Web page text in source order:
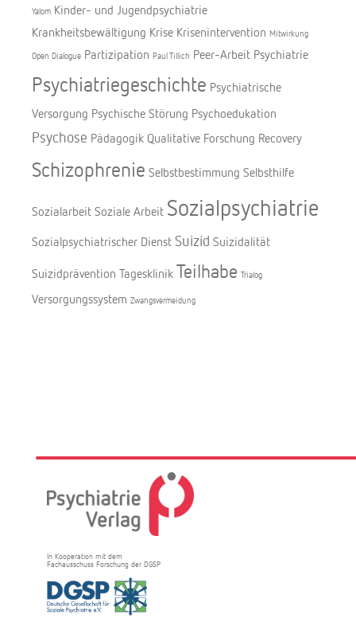
Yalom Kinder- und Jugendpsychiatrie
Krankheitsbewältigung Krise Krisenintervention Mitwirkung
Open Dialogue Partizipation Paul Tillich Peer-Arbeit Psychiatrie
Psychiatriegeschichte Psychiatrische
Versorgung Psychische Störung Psychoedukation
Psychose Pädagogik Qualitative Forschung Recovery
Schizophrenie Selbstbestimmung Selbsthilfe
Sozialarbeit Soziale Arbeit Sozialpsychiatrie
Sozialpsychiatrischer Dienst Suizid Suizidalität
Suizidprävention Tagesklinik Teilhabe Trialog
Versorgungssystem Zwangsvermeidung
In Kooperation mit dem
Fachausschuss Forschung der DGSP